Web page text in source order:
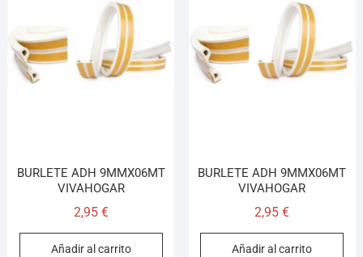
BURLETE ADH 9MMX06MT
VIVAHOGAR
2,95 €
Añadir al carrito
BURLETE ADH 9MMX06MT
VIVAHOGAR
2,95€
Añadir al carrito